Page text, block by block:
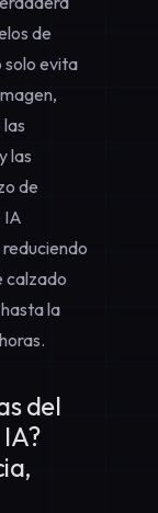
de
solo evita
las
de
IA
calzado
la
del